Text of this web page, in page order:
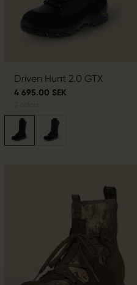
Driven Hunt 2.0 GTX
4 695.00 SEK